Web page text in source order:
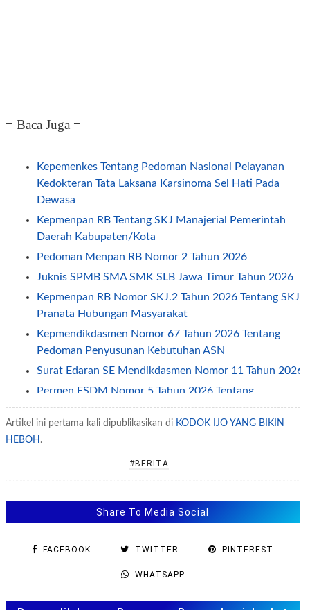
= Baca Juga =
Kepemenkes Tentang Pedoman Nasional Pelayanan
Kedokteran Tata Laksana Karsinoma Sel Hati Pada
Dewasa
Kepmenpan RB Tentang SKJ Manajerial Pemerintah
Daerah Kabupaten/Kota
Pedoman Menpan RB Nomor 2 Tahun 2026
Juknis SPMB SMA SMK SLB Jawa Timur Tahun 2026
Kepmenpan RB Nomor SKJ.2 Tahun 2026 Tentang SKJ
Pranata Hubungan Masyarakat
Kepmendikdasmen Nomor 67 Tahun 2026 Tentang
Pedoman Penyusunan Kebutuhan ASN
Surat Edaran SE Mendikdasmen Nomor 11 Tahun 2026
Permen ESDM Nomor 5 Tahun 2026 Tentang
Pemberian Tunjangan Kinerja Pegawai
Jadwal Penerapan One Way dan Ganjil Genap Pada
Libur Idul Fitri 2026
Permendagri Nomor 2 Tahun 2026 Tentang
SE Sesjen Kemendikdasmen No 2/2026 tentang Jam
Kerja ASN Selama Ramadhan 2026
Penanggulangan Tuberkulosis
Permendikdasmen Nomor 8 Tahun 2026
Artikel ini pertama kali dipublikasikan di KODOK IJO YANG BIKIN
HEBOH .
#BERITA
Share To Media Social
FACEBOOK TWITTER PINTEREST
WHATSAPP